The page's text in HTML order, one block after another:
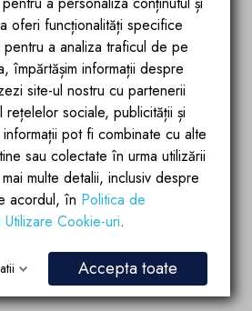
– compatibile cu majoritatea
Inclus, pentru un plus de
lavoarului EGO 15L:
Poate fi montat pe blat sau
perfect stilului baii tale si nevoilor
sporita:Compozitul de marmura,
NANO, ofera rezistenta la
asigurand o utilizare indelungata
oferi funcționalități specifice
a analiza traficul de pe
împărtășim informații despre
site-ul nostru cu partenerii
rețelelor sociale, publicității și
pot fi combinate cu alte
sau colectate în urma utilizării
multe detalii, inclusiv despre
acordul, în Politica de
Cookie-uri.
Accepta toate